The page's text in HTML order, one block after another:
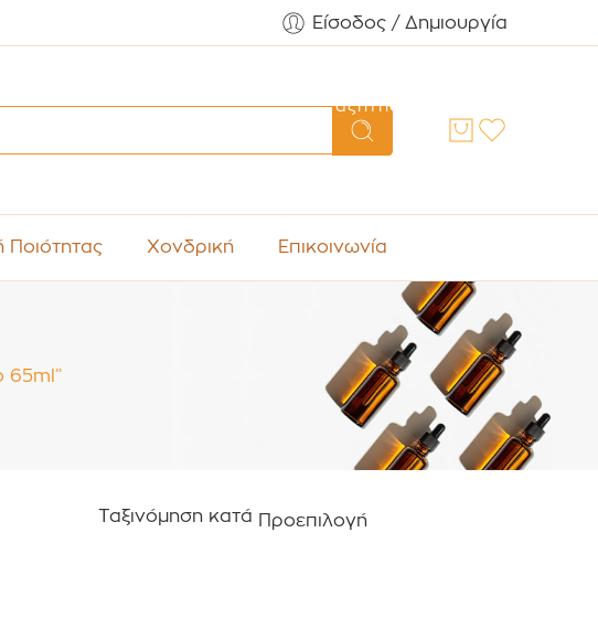
Είσοδος / Δημιουργία
Αναζήτηση
Ποιότητας Χονδρική Επικοινωνία
65ml”
Ταξινόμηση κατά Προεπιλογή